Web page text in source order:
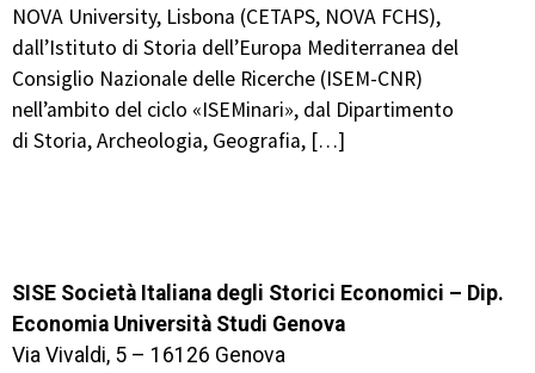
NOVA University, Lisbona (CETAPS, NOVA FCHS),
dall’Istituto di Storia dell’Europa Mediterranea del
Consiglio Nazionale delle Ricerche (ISEM-CNR)
nell’ambito del ciclo «ISEMinari», dal Dipartimento
di Storia, Archeologia, Geografia, […]
SISE Società Italiana degli Storici Economici – Dip.
Economia Università Studi Genova
Via Vivaldi, 5 – 16126 Genova